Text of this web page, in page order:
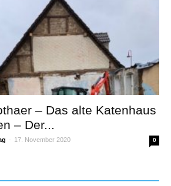
– Das alte Katenhaus
– Der...
- 17. November 2020 0